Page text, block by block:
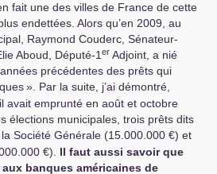
fait une des villes de France de cette
endettées. Alors qu’en 2009, au
Raymond Couderc, Sénateur-
Aboud, Député-1 er Adjoint, a nié
précédentes des prêts qui
». Par la suite, j’ai démontré,
avait emprunté en août et octobre
élections municipales, trois prêts dits
Société Générale (15.000.000 €) et
€). Il faut aussi savoir que
banques américaines de